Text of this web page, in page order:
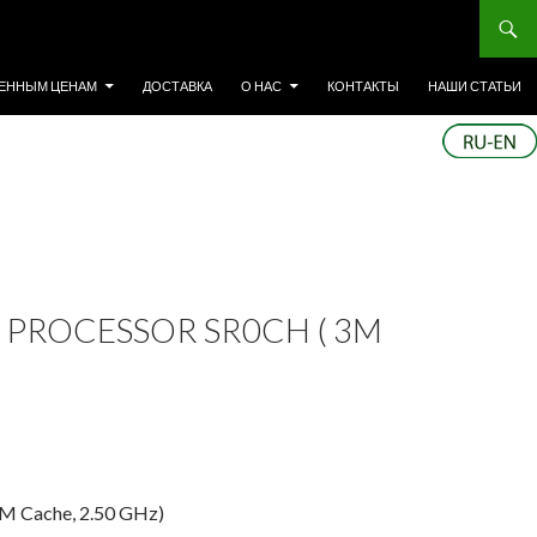
ЦЕНАМ ДОСТАВКА О НАС КОНТАКТЫ НАШИ СТАТЬИ
SR0CH ( 3M
Cache, 2.50 GHz)